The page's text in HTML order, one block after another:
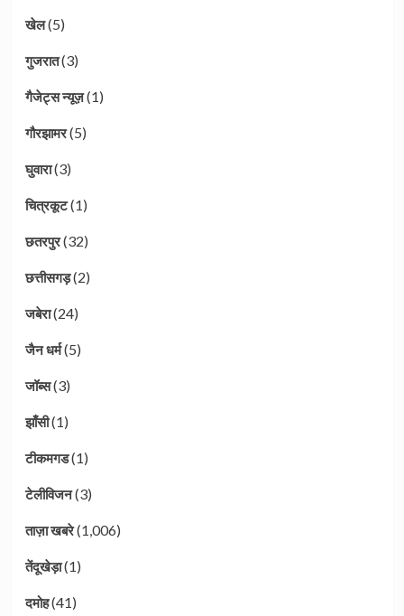
खेल(5)
गुजरात(3)
गैजेट्स न्यूज़(1)
गौरझामर(5)
घुवारा(3)
चित्रकूट(1)
छतरपुर(32)
छत्तीसगड़(2)
जबेरा(24)
जैन धर्म(5)
जॉब्स(3)
झाँसी(1)
टीकमगड(1)
टेलीविजन(3)
ताज़ा खबरे(1,006)
तेंदूखेड़ा(1)
दमोह(41)